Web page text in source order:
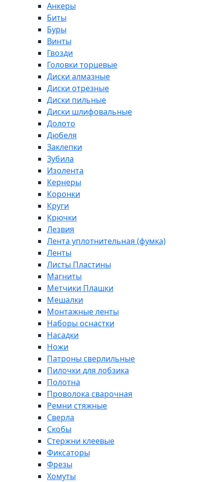
Анкеры
Биты
Буры
Винты
Гвозди
Головки торцевые
Диски алмазные
Диски отрезные
Диски пильные
Диски шлифовальные
Долото
Дюбеля
Заклепки
Зубила
Изолента
Кернеры
Коронки
Круги
Крючки
Лезвия
Лента уплотнительная (фумка)
Ленты
Листы Пластины
Магниты
Метчики Плашки
Мешалки
Монтажные ленты
Наборы оснастки
Насадки
Ножи
Патроны сверлильные
Пилочки для лобзика
Полотна
Проволока сварочная
Ремни стяжные
Сверла
Скобы
Стержни клеевые
Фиксаторы
Фрезы
Хомуты